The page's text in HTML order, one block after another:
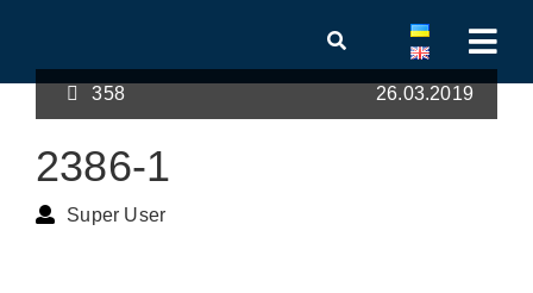
358 26.03.2019
2386-1
Super User